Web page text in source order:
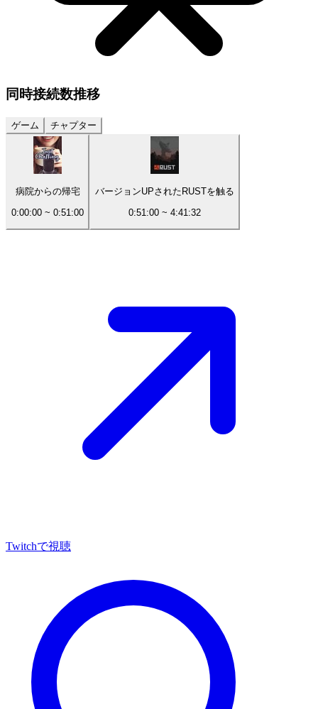
同時接続数推移
ゲーム チャプター
病院からの帰宅
0:00:00 ~ 0:51:00
バージョンUPされたRUSTを触る
0:51:00 ~ 4:41:32
Twitchで視聴